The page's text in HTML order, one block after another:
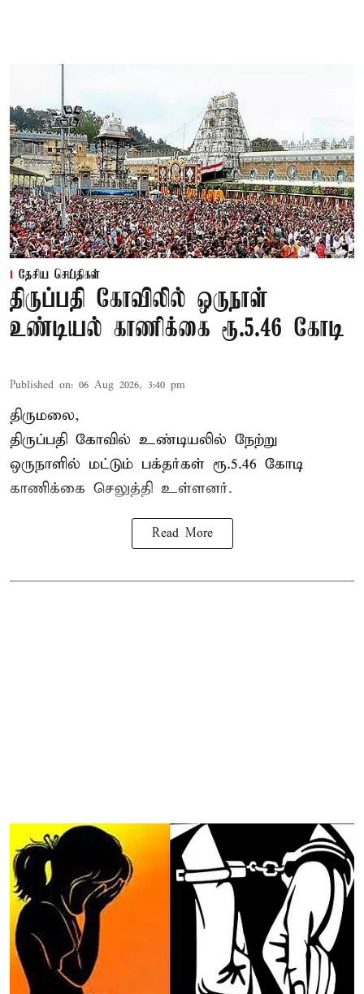
தேசிய செய்திகள்
திருப்பதி கோவிலில் ஒருநாள்
உண்டியல் காணிக்கை ரூ.5.46 கோடி
Published on: 06 Aug 2026, 3:40 pm
திருமலை,
திருப்பதி கோவில் உண்டியலில் நேற்று
ஒருநாளில் மட்டும் பக்தர்கள் ரூ.5.46 கோடி
காணிக்கை செலுத்தி உள்ளனர்.
Read More